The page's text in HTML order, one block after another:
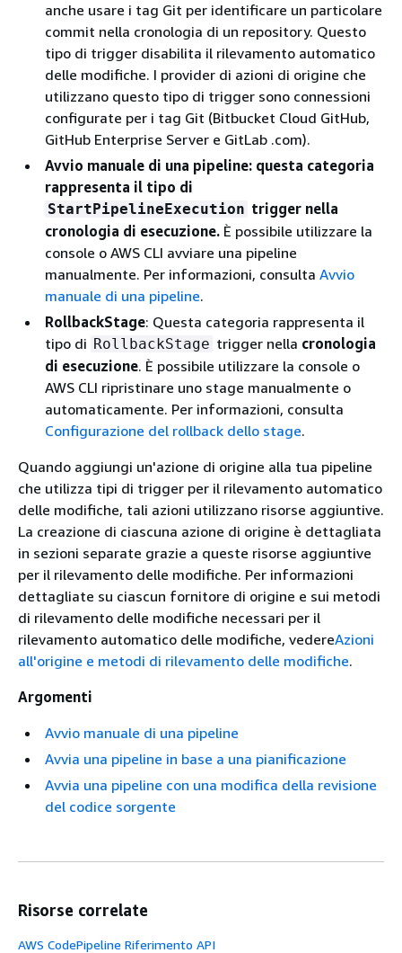
anche usare i tag Git per identificare un particolare
commit nella cronologia di un repository. Questo
tipo di trigger disabilita il rilevamento automatico
delle modifiche. I provider di azioni di origine che
utilizzano questo tipo di trigger sono connessioni
configurate per i tag Git (Bitbucket Cloud GitHub,
GitHub Enterprise Server e GitLab .com).
Avvio manuale di una pipeline: questa categoria
rappresenta il tipo di
StartPipelineExecution trigger nella
cronologia di esecuzione. È possibile utilizzare la
console o AWS CLI avviare una pipeline
manualmente. Per informazioni, consulta Avvio
manuale di una pipeline.
RollbackStage: Questa categoria rappresenta il
tipo di RollbackStage trigger nella cronologia
di esecuzione. È possibile utilizzare la console o
AWS CLI ripristinare uno stage manualmente o
automaticamente. Per informazioni, consulta
Configurazione del rollback dello stage.
Quando aggiungi un'azione di origine alla tua pipeline
che utilizza tipi di trigger per il rilevamento automatico
delle modifiche, tali azioni utilizzano risorse aggiuntive.
La creazione di ciascuna azione di origine è dettagliata
in sezioni separate grazie a queste risorse aggiuntive
per il rilevamento delle modifiche. Per informazioni
dettagliate su ciascun fornitore di origine e sui metodi
di rilevamento delle modifiche necessari per il
rilevamento automatico delle modifiche, vedereAzioni
all'origine e metodi di rilevamento delle modifiche.
Argomenti
Avvio manuale di una pipeline
Avvia una pipeline in base a una pianificazione
Avvia una pipeline con una modifica della revisione
del codice sorgente
Risorse correlate
AWS CodePipeline Riferimento API